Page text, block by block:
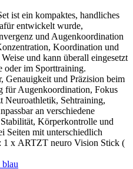
ist ein kompaktes, handliches
entwickelt wurde,
und Augenkoordination
Koordination und
und kann überall eingesetzt
oder im Sporttraining.
Genauigkeit und Präzision beim
für Augenkoordination, Fokus
Neuroathletik, Sehtraining,
an verschiedene
Körperkontrolle und
Seiten mit unterschiedlich
1 x ARTZT neuro Vision Stick (